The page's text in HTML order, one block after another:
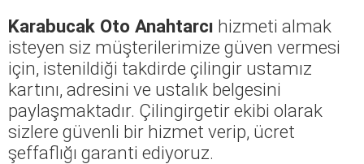
Karabucak Oto Anahtarcı hizmeti almak
isteyen siz müşterilerimize güven vermesi
için, istenildiği takdirde çilingir ustamız
kartını, adresini ve ustalık belgesini
paylaşmaktadır. Çilingirgetir ekibi olarak
sizlere güvenli bir hizmet verip, ücret
şeffaflığı garanti ediyoruz.